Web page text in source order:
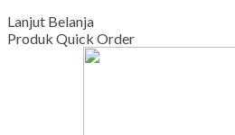
Lanjut Belanja
Produk Quick Order